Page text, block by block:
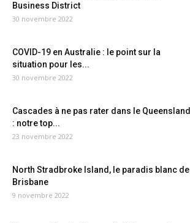
Business District
30 novembre 2022
COVID-19 en Australie : le point sur la
situation pour les...
30 novembre 2022
Cascades à ne pas rater dans le Queensland
: notre top...
23 novembre 2022
North Stradbroke Island, le paradis blanc de
Brisbane
9 novembre 2022